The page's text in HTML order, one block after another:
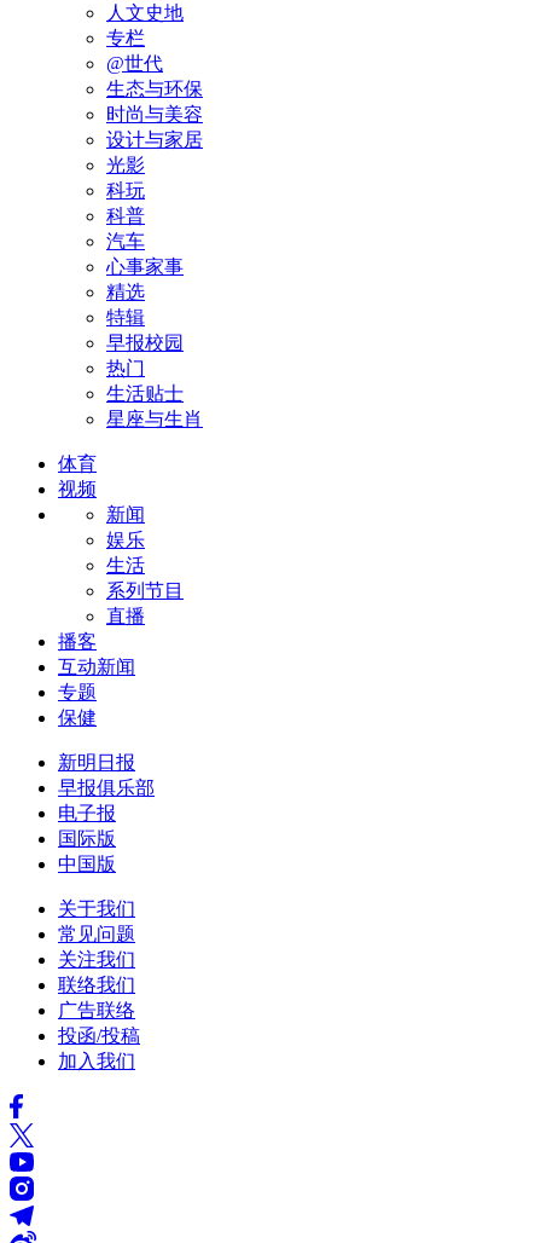
人文史地
专栏
@世代
生态与环保
时尚与美容
设计与家居
光影
科玩
科普
汽车
心事家事
精选
特辑
早报校园
热门
生活贴士
星座与生肖
体育
视频
新闻
娱乐
生活
系列节目
直播
播客
互动新闻
专题
保健
新明日报
早报俱乐部
电子报
国际版
中国版
关于我们
常见问题
关注我们
联络我们
广告联络
投函/投稿
加入我们